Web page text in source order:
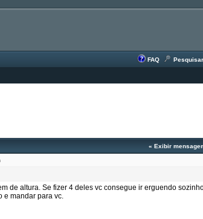
FAQ Pesquisar
« Exibir
de altura. Se fizer 4 deles vc consegue ir erguendo
e mandar para vc.